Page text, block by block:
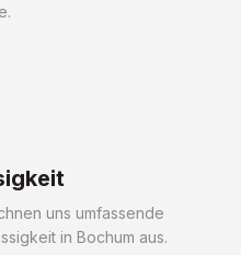
uns umfassende
in Bochum aus.